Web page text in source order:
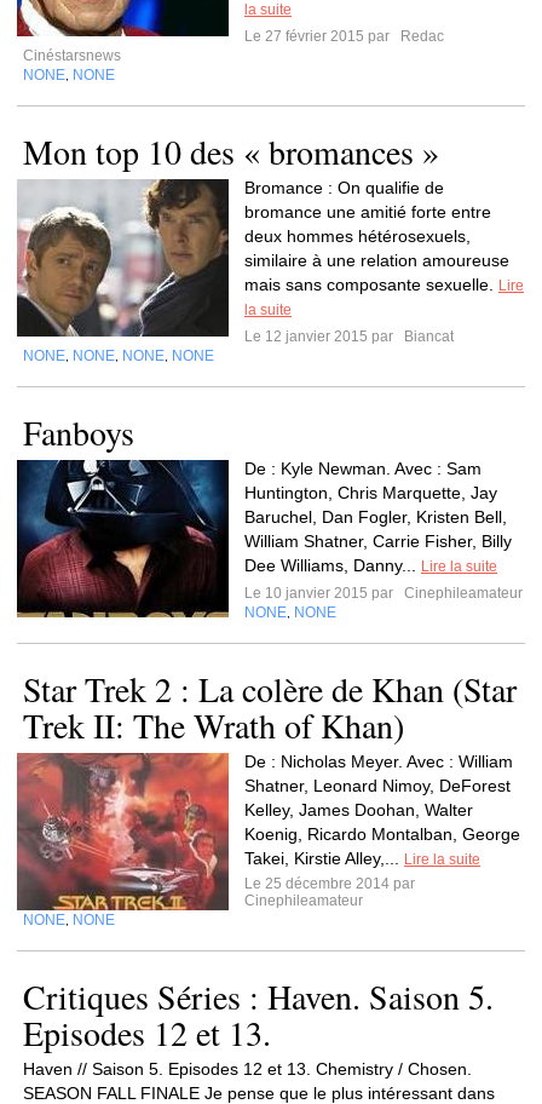
la suite
Le 27 février 2015 par
Redac
Cinéstarsnews
NONE NONE
Mon top 10 des « bromances »
Bromance : On qualifie de
bromance une amitié forte entre
deux hommes hétérosexuels,
similaire à une relation amoureuse
mais sans composante sexuelle.
Lire
la suite
Le 12 janvier 2015 par
Biancat
NONE NONE NONE NONE
Fanboys
De : Kyle Newman. Avec : Sam
Huntington, Chris Marquette, Jay
Baruchel, Dan Fogler, Kristen Bell,
William Shatner, Carrie Fisher, Billy
Dee Williams, Danny...
Lire la suite
Le 10 janvier 2015 par
Cinephileamateur
NONE NONE
Star Trek 2 : La colère de Khan (Star
Trek II: The Wrath of Khan)
De : Nicholas Meyer. Avec : William
Shatner, Leonard Nimoy, DeForest
Kelley, James Doohan, Walter
Koenig, Ricardo Montalban, George
Takei, Kirstie Alley,...
Lire la suite
Le 25 décembre 2014 par
Cinephileamateur
NONE NONE
Critiques Séries : Haven. Saison 5.
Episodes 12 et 13.
Haven // Saison 5. Episodes 12 et 13. Chemistry / Chosen.
SEASON FALL FINALE Je pense que le plus intéressant dans